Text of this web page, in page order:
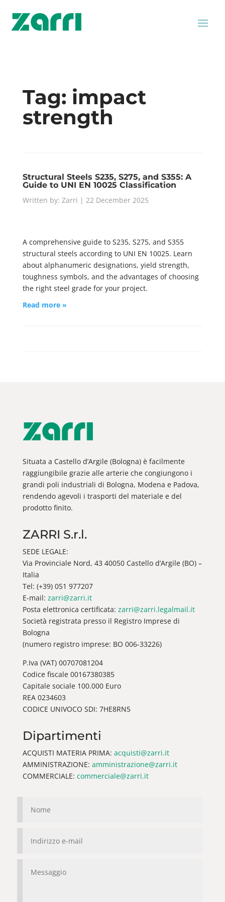
Tag: impact
strength
Structural Steels S235, S275, and S355: A
Guide to UNI EN 10025 Classification
Written by: Zarri | 22 December 2025
A comprehensive guide to S235, S275, and S355
structural steels according to UNI EN 10025. Learn
about alphanumeric designations, yield strength,
toughness symbols, and the advantages of choosing
the right steel grade for your project.
Read more »
Situata a Castello d’Argile (Bologna) è facilmente
raggiungibile grazie alle arterie che congiungono i
grandi poli industriali di Bologna, Modena e Padova,
rendendo agevoli i trasporti del materiale e del
prodotto finito.
ZARRI S.r.l.
SEDE LEGALE:
Via Provinciale Nord, 43 40050 Castello d’Argile (BO) –
Italia
Tel: (+39) 051 977207
E-mail: zarri@zarri.it
Posta elettronica certificata: zarri@zarri.legalmail.it
Società registrata presso il Registro Imprese di
Bologna
(numero registro imprese: BO 006-33226)
P.Iva (VAT) 00707081204
Codice fiscale 00167380385
Capitale sociale 100.000 Euro
REA 0234603
CODICE UNIVOCO SDI: 7HE8RN5
Dipartimenti
ACQUISTI MATERIA PRIMA: acquisti@zarri.it
AMMINISTRAZIONE: amministrazione@zarri.it
COMMERCIALE: commerciale@zarri.it